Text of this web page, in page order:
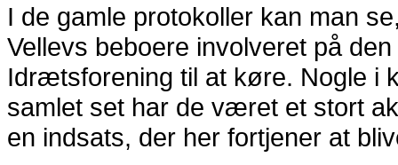
I de gamle protokoller kan man
Vellevs beboere involveret på
Idrætsforening til at køre. Nogle i
samlet set har de været et stort
en indsats, der her fortjener at